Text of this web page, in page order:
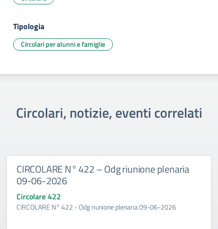
Tipologia
Circolari per alunni e famiglie
Circolari, notizie, eventi correlati
CIRCOLARE N° 422 – Odg riunione plenaria
09-06-2026
Circolare 422
CIRCOLARE N° 422 - Odg riunione plenaria 09-06-2026